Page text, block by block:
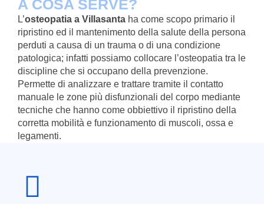
A COSA SERVE?
L’osteopatia a Villasanta ha come scopo primario il
ripristino ed il mantenimento della salute della persona
perduti a causa di un trauma o di una condizione
patologica; infatti possiamo collocare l’osteopatia tra le
discipline che si occupano della prevenzione.
Permette di analizzare e trattare tramite il contatto
manuale le zone più disfunzionali del corpo mediante
tecniche che hanno come obbiettivo il ripristino della
corretta mobilità e funzionamento di muscoli, ossa e
legamenti.